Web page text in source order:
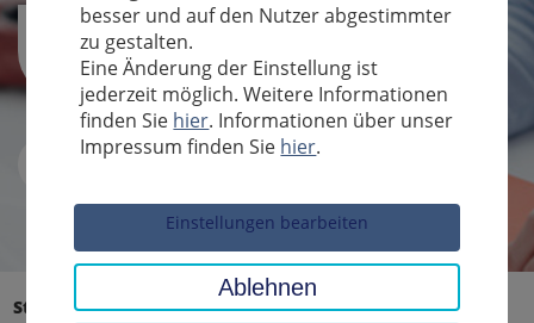
Sucheingabe
Startseite Dokumentation
Inhalte
besser und auf den Nutzer abgestimmter
zu gestalten.
Eine Änderung der Einstellung ist
jederzeit möglich. Weitere Informationen
finden Sie hier. Informationen über unser
Impressum finden Sie hier.
Einstellungen bearbeiten
Ablehnen